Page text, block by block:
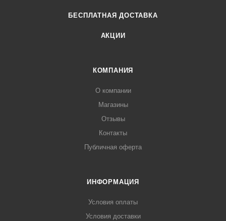
БЕСПЛАТНАЯ ДОСТАВКА
АКЦИИ
КОМПАНИЯ
О компании
Магазины
Отзывы
Контакты
Публичная оферта
ИНФОРМАЦИЯ
Условия оплаты
Условия доставки